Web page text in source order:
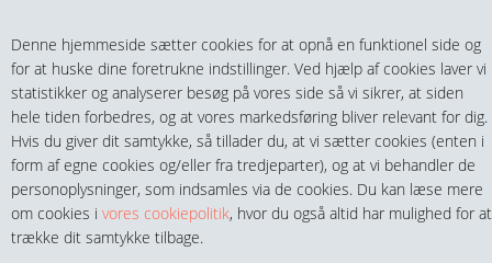
Denne hjemmeside sætter cookies for at opnå en funktionel side og
for at huske dine foretrukne indstillinger. Ved hjælp af cookies laver vi
statistikker og analyserer besøg på vores side så vi sikrer, at siden
hele tiden forbedres, og at vores markedsføring bliver relevant for dig.
Hvis du giver dit samtykke, så tillader du, at vi sætter cookies (enten i
form af egne cookies og/eller fra tredjeparter), og at vi behandler de
personoplysninger, som indsamles via de cookies. Du kan læse mere
om cookies i vores cookiepolitik, hvor du også altid har mulighed for at
trække dit samtykke tilbage.
Teltech.dk 0 vare(r) i kurven
0,00 DKK
MENU